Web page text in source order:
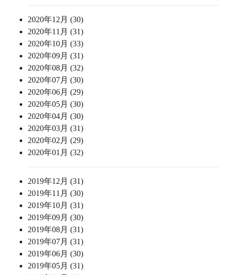
2020年12月 (30)
2020年11月 (31)
2020年10月 (33)
2020年09月 (31)
2020年08月 (32)
2020年07月 (30)
2020年06月 (29)
2020年05月 (30)
2020年04月 (30)
2020年03月 (31)
2020年02月 (29)
2020年01月 (32)
2019年12月 (31)
2019年11月 (30)
2019年10月 (31)
2019年09月 (30)
2019年08月 (31)
2019年07月 (31)
2019年06月 (30)
2019年05月 (31)